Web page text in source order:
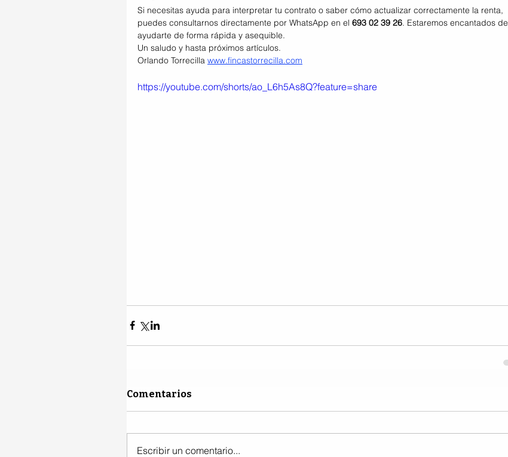
Si necesitas ayuda para interpretar tu contrato o saber cómo actualizar correctamente la renta,
puedes consultarnos directamente por WhatsApp en el 693 02 39 26. Estaremos encantados de
ayudarte de forma rápida y asequible.
Un saludo y hasta próximos artículos.
Orlando Torrecilla www.fincastorrecilla.com
https://youtube.com/shorts/ao_L6h5As8Q?feature=share
Comentarios
Escribir un comentario...